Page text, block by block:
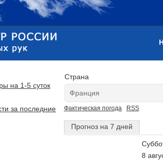
Страна
Фактическая погода RSS
Прогноз на 7 дней
8
на 1-5 суток
за последние